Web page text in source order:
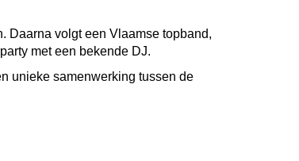
Daarna volgt een Vlaamse topband,
met een bekende DJ.
unieke samenwerking tussen de